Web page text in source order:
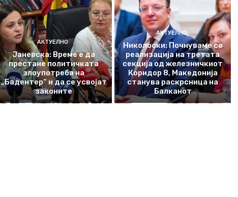
АКТУЕЛНО
Јаневска: Време е да
престане политичката
злоупотреба на
„Бадентер“ и да се усвојат
законите
АКТУЕЛНО
Николоски: Почнуваме со
реализација на третата
секција од железничкиот
Коридор 8, Македонија
станува раскрсница на
Балканот